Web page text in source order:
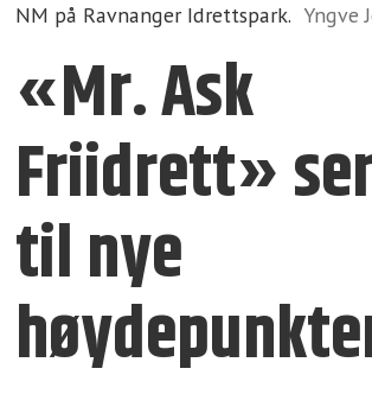
NM på Ravnanger Idrettspark. Yngve
«Mr. Ask
Friidrett»
til nye